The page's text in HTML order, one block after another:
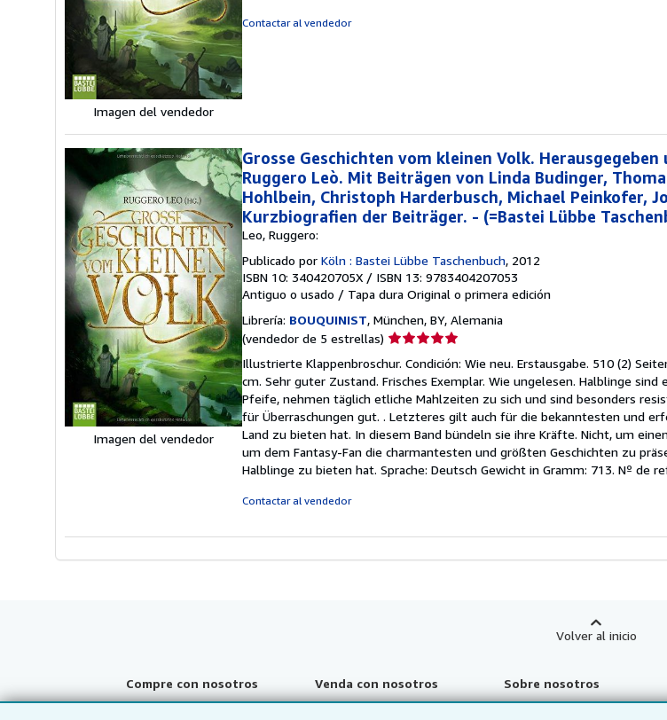
Imagen del vendedor
Contactar al vendedor
Imagen del vendedor
Grosse Geschichten vom kleinen Volk.
Ruggero Leò. Mit Beiträgen von Linda Budinger,
Hohlbein, Christoph Harderbusch, Michael Peinkofer,
Kurzbiografien der Beiträger. - (=Bastei Lübbe
Leo, Ruggero:
Publicado por Köln : Bastei Lübbe Taschenbuch, 2012
ISBN 10: 340420705X / ISBN 13: 9783404207053
Antiguo o usado / Tapa dura Original o primera edición
Librería: BOUQUINIST, München, BY, Alemania
(vendedor de 5 estrellas) Calificación
vendedor:
5
de
5
estrellas
Illustrierte Klappenbroschur. Condición: Wie neu. Erstausgabe. 510 (2)
cm. Sehr guter Zustand. Frisches Exemplar. Wie ungelesen. Halblinge
Pfeife, nehmen täglich etliche Mahlzeiten zu sich und sind besonders
für Überraschungen gut. . Letzteres gilt auch für die bekanntesten und
Land zu bieten hat. In diesem Band bündeln sie ihre Kräfte. Nicht, um
um dem Fantasy-Fan die charmantesten und größten Geschichten zu
Halblinge zu bieten hat. Sprache: Deutsch Gewicht in Gramm: 713. Nº de
Contactar al vendedor
Volver al inicio
Compre con nosotros Venda con nosotros Sobre nosotros